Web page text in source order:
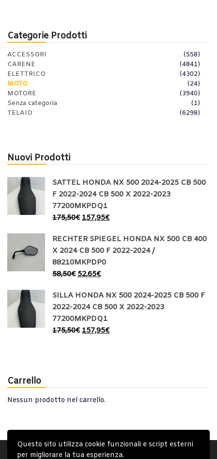
Questo sito utilizza cookie funzionali e script esterni
per migliorare la tua esperienza.
Categorie Prodotti
ACCESSORI
(558)
CARENE
(4841)
ELETTRICO
(4302)
MOTO
(24)
MOTORE
(3940)
Senza categoria
(1)
TELAIO
(6298)
Nuovi Prodotti
SATTEL HONDA NX 500 2024-2025 CB 500
F 2022-2024 CB 500 X 2022-2023
77200MKPDQ1
175,50€ 157,95€
RECHTER SPIEGEL HONDA NX 500 CB 400
X 2024 CB 500 F 2022-2024 /
88210MKPDP0
58,50€ 52,65€
SILLA HONDA NX 500 2024-2025 CB 500 F
2022-2024 CB 500 X 2022-2023
77200MKPDQ1
175,50€ 157,95€
Carrello
Nessun prodotto nel carrello.
Account Condizioni Generali